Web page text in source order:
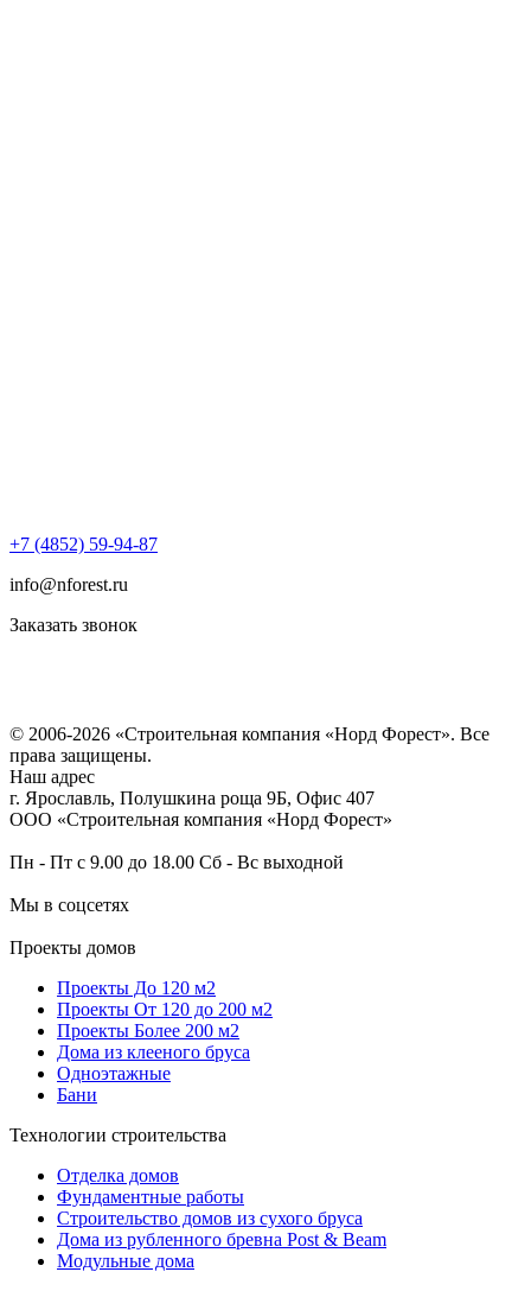
+7 (4852) 59-94-87
info@nforest.ru
Заказать звонок
© 2006-2026 «Строительная компания «Норд Форест». Все
права защищены.
Наш адрес
г. Ярославль, Полушкина роща 9Б, Офис 407
ООО «Строительная компания «Норд Форест»
Пн - Пт с 9.00 до 18.00 Сб - Вс выходной
Мы в соцсетях
Проекты домов
Проекты До 120 м2
Проекты От 120 до 200 м2
Проекты Более 200 м2
Дома из клееного бруса
Одноэтажные
Бани
Технологии строительства
Отделка домов
Фундаментные работы
Строительство домов из сухого бруса
Дома из рубленного бревна Post & Beam
Модульные дома